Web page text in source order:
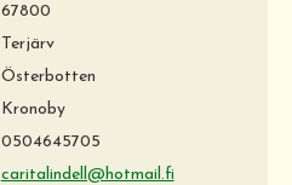
67800
Terjärv
Österbotten
Kronoby
0504645705
caritalindell@hotmail.fi